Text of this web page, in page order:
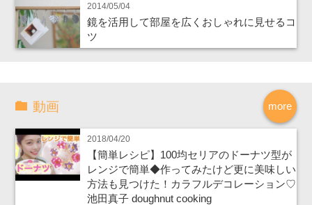
2014/05/04
鏡を活用して部屋を広くおしゃれに見せるコ
ツ
more
動画
2018/04/20
【簡単レシピ】100均セリアのドーナツ型が
レンジで簡単◆作ってみたけど更に美味しい
方法も見つけた！カラフルデコレーション♡
池田真子 doughnut cooking